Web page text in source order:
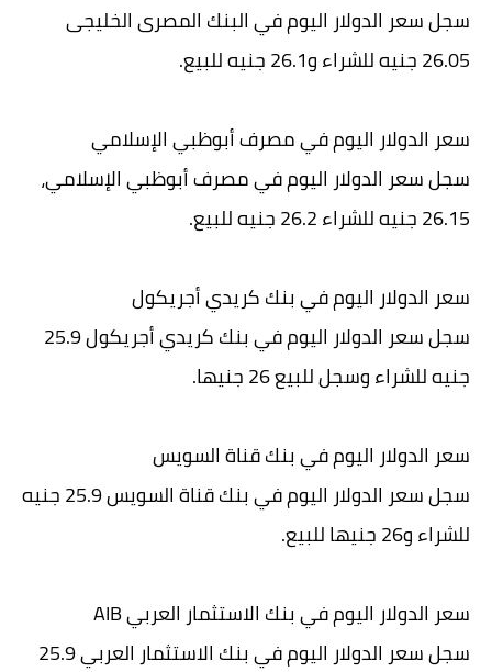
سجل سعر الدولار اليوم في البنك المصرى الخليجى
26.05 جنيه للشراء و26.1 جنيه للبيع.
سعر الدولار اليوم في مصرف أبوظبي الإسلامي
سجل سعر الدولار اليوم في مصرف أبوظبي الإسلامي،
26.15 جنيه للشراء 26.2 جنيه للبيع.
سعر الدولار اليوم في بنك كريدي أجريكول
سجل سعر الدولار اليوم في بنك كريدي أجريكول 25.9
جنيه للشراء وسجل للبيع 26 جنيها.
سعر الدولار اليوم في بنك قناة السويس
سجل سعر الدولار اليوم في بنك قناة السويس 25.9 جنيه
للشراء و26 جنيها للبيع.
سعر الدولار اليوم في بنك الاستثمار العربي AIB
سجل سعر الدولار اليوم في بنك الاستثمار العربي 25.9